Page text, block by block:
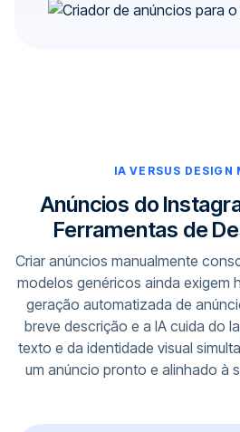
IA VERSUS DESIGN
Anúncios do
Ferramentas de
Criar anúncios manualmente
modelos genéricos ainda exigem
geração automatizada de
breve descrição e a IA cuida do
texto e da identidade visual
um anúncio pronto e alinhado à